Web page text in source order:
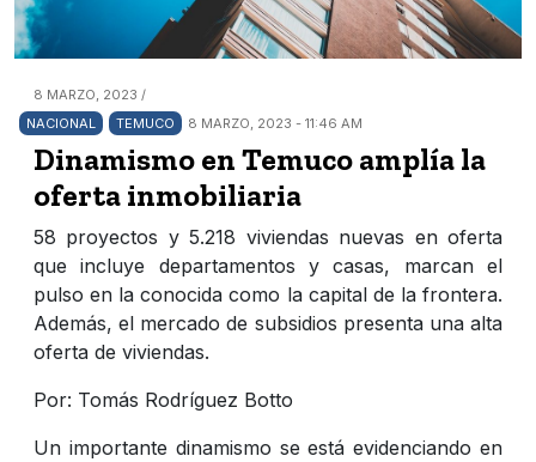
8 MARZO, 2023 /
NACIONAL
TEMUCO 8 MARZO, 2023 - 11:46 AM
Dinamismo en Temuco amplía la
oferta inmobiliaria
58 proyectos y 5.218 viviendas nuevas en oferta
que incluye departamentos y casas, marcan el
pulso en la conocida como la capital de la frontera.
Además, el mercado de subsidios presenta una alta
oferta de viviendas.
Por: Tomás Rodríguez Botto
Un importante dinamismo se está evidenciando en